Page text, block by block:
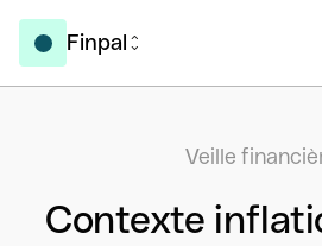
Finpal
Veille
Contexte